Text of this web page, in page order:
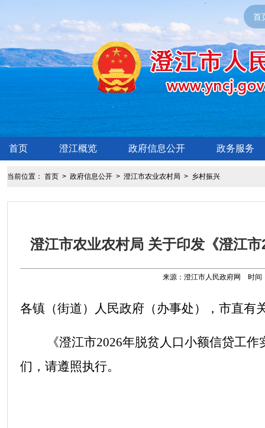
首
首页 澄江概览 政府信息公开 政务服务
当前位置： 首页> 政府信息公开> 澄江市农业农村局 > 乡村振兴
澄江市农业农村局 关于印发《澄江
来源：澄江市人民政府网 时间
各镇 （街道） 人民政府 （办事处 ） ， 市直有
《澄江市2026年脱贫人口小额信贷工作
们，请遵照执行。